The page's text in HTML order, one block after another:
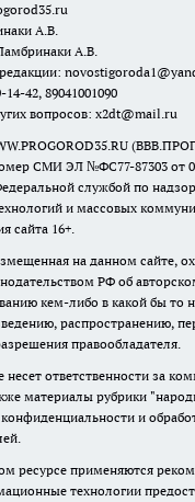
u
А.В.
А.В.
42, 89041001090
вопросов: x2dt@mail.ru
СМИ ЭЛ №ФС77-87303 от
службой по
и массовых
сайта 16+.
на данном сайте,
РФ об
кем-либо в какой бы то
распространению,
правообладателя.
несет ответственности за
материалы рубрики
и
.
ресурсе применяются
технологии